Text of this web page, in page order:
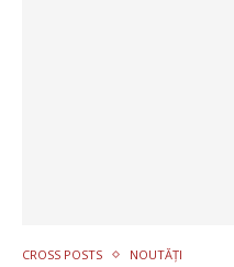
CROSS POSTS NOUTĂȚI